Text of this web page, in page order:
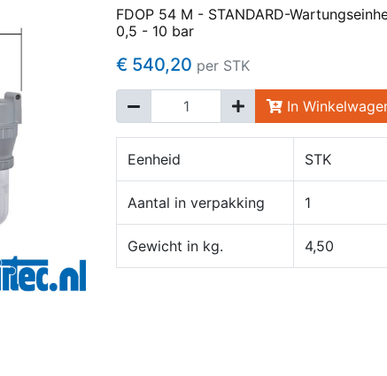
FDOP 54 M - STANDARD-
0,5 - 10 bar
€ 540,20 per STK
In
Eenheid STK
Aantal in verpakking 1
Gewicht in kg. 4,50